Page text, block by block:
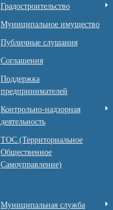
Градостроительство
Муниципальное имущество
Публичные слушания
Соглашения
Поддержка
предпринимателей
Контрольно-надзорная
деятельность
ТОС (Территориальное
Общественное
Самоуправление)
Муниципальная служба